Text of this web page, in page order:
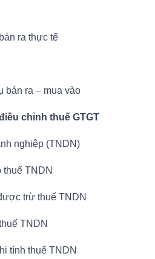
ra thực tế
bán ra – mua vào
chỉnh thuế GTGT
nghiệp (TNDN)
TNDN
trừ thuế TNDN
TNDN
tính thuế TNDN